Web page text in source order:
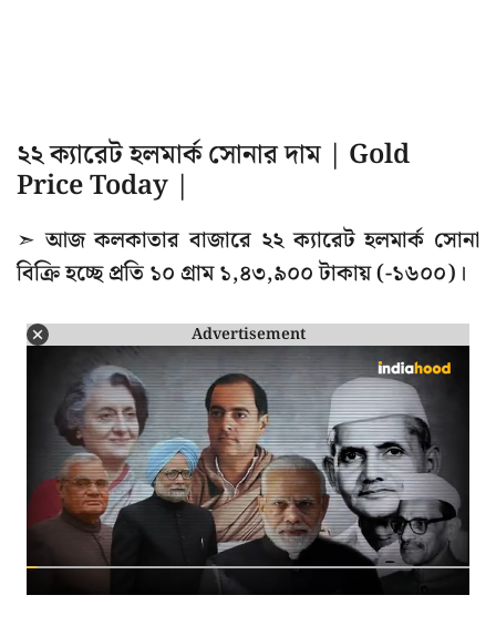
২২ ক্যারেট হলমার্ক সোনার দাম | Gold
Price Today |
➣ আজ কলকাতার বাজারে ২২ ক্যারেট হলমার্ক সোনা
বিক্রি হচ্ছে প্রতি ১০ গ্রাম ১,৪৩,৯০০ টাকায় (-১৬০০)।
Advertisement